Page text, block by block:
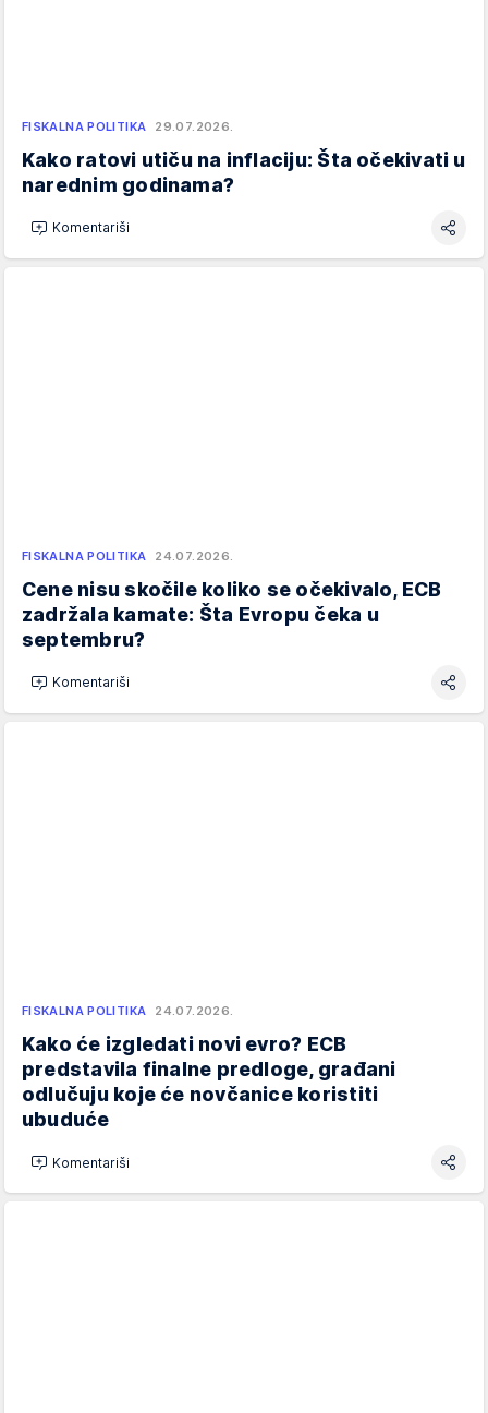
FISKALNA POLITIKA 29.07.2026.
Kako ratovi utiču na inflaciju: Šta očekivati u
narednim godinama?
Komentariši
FISKALNA POLITIKA 24.07.2026.
Cene nisu skočile koliko se očekivalo, ECB
zadržala kamate: Šta Evropu čeka u
septembru?
Komentariši
FISKALNA POLITIKA 24.07.2026.
Kako će izgledati novi evro? ECB
predstavila finalne predloge, građani
odlučuju koje će novčanice koristiti
ubuduće
Komentariši